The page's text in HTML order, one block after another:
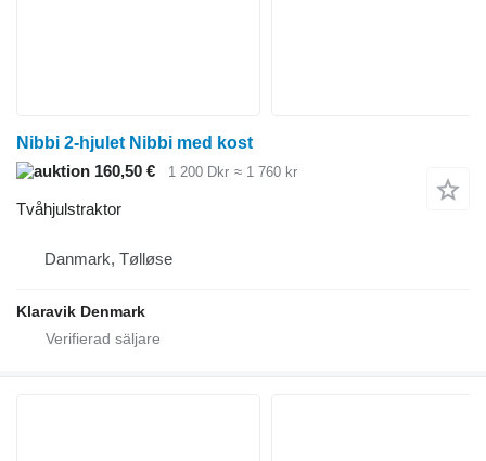
Nibbi 2-hjulet Nibbi med kost
160,50 €
1 200 Dkr ≈ 1 760 kr
Tvåhjulstraktor
Danmark, Tølløse
Klaravik Denmark